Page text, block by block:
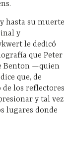
hasta su muerte
y
le dedicó
que Peter
Benton —quien
que, de
de los reflectores
y tal vez
lugares donde